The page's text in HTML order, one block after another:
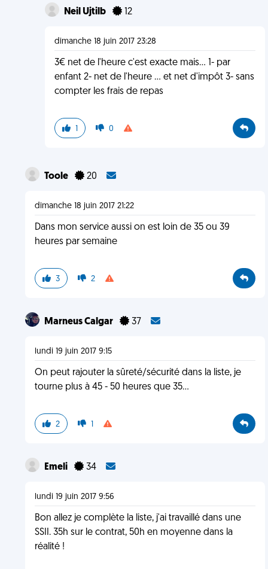
Neil Ujtilb 12
dimanche 18 juin 2017 23:28
3€ net de l'heure c'est exacte mais... 1- par
enfant 2- net de l'heure ... et net d'impôt 3- sans
compter les frais de repas
1 0
Toole 20
dimanche 18 juin 2017 21:22
Dans mon service aussi on est loin de 35 ou 39
heures par semaine
3 2
Marneus Calgar 37
lundi 19 juin 2017 9:15
On peut rajouter la sûreté/sécurité dans la liste, je
tourne plus à 45 - 50 heures que 35...
2 1
Emeli 34
lundi 19 juin 2017 9:56
Bon allez je complète la liste, j'ai travaillé dans une
SSII. 35h sur le contrat, 50h en moyenne dans la
réalité !